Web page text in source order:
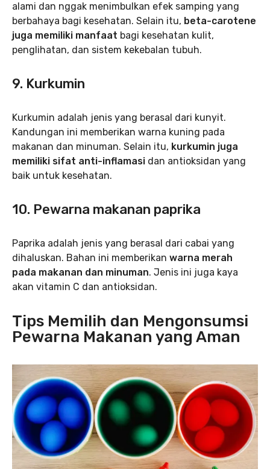
alami dan nggak menimbulkan efek samping yang
berbahaya bagi kesehatan. Selain itu, beta-carotene
juga memiliki manfaat bagi kesehatan kulit,
penglihatan, dan sistem kekebalan tubuh.
9. Kurkumin
Kurkumin adalah jenis yang berasal dari kunyit.
Kandungan ini memberikan warna kuning pada
makanan dan minuman. Selain itu, kurkumin juga
memiliki sifat anti-inflamasi dan antioksidan yang
baik untuk kesehatan.
10. Pewarna makanan paprika
Paprika adalah jenis yang berasal dari cabai yang
dihaluskan. Bahan ini memberikan warna merah
pada makanan dan minuman. Jenis ini juga kaya
akan vitamin C dan antioksidan.
Tips Memilih dan Mengonsumsi
Pewarna Makanan yang Aman